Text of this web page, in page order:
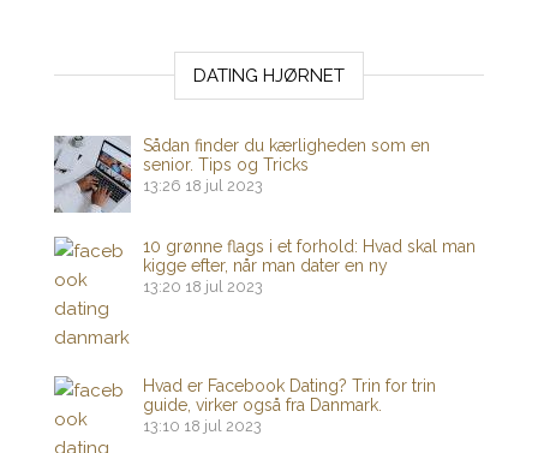
DATING HJØRNET
Sådan finder du kærligheden som en
senior. Tips og Tricks
13:26 18 jul 2023
10 grønne flags i et forhold: Hvad skal man
kigge efter, når man dater en ny
13:20 18 jul 2023
Hvad er Facebook Dating? Trin for trin
guide, virker også fra Danmark.
13:10 18 jul 2023